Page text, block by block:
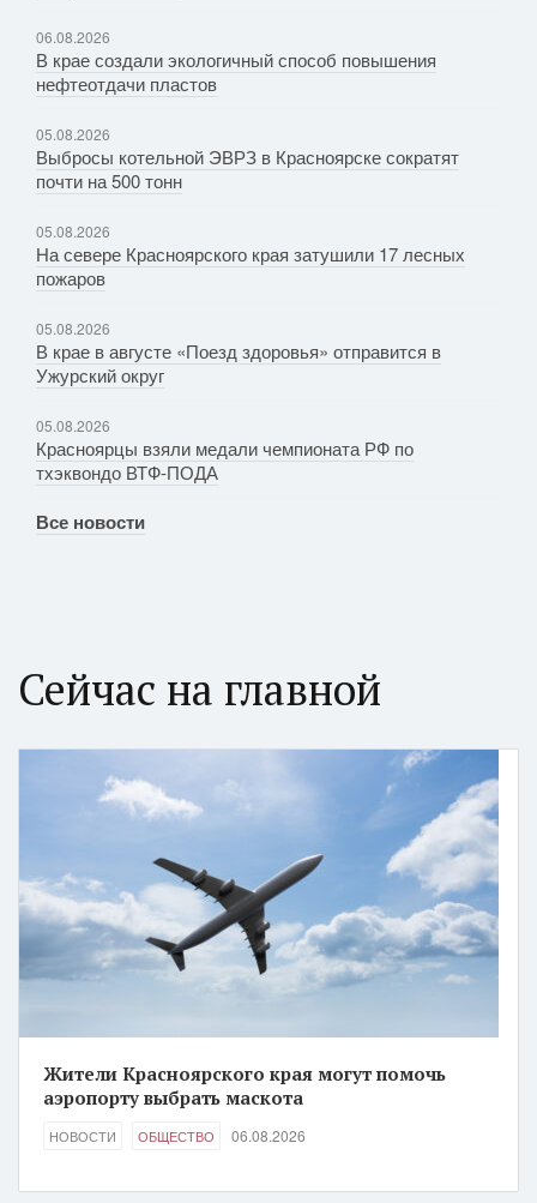
06.08.2026
В крае создали экологичный способ повышения
нефтеотдачи пластов
05.08.2026
Выбросы котельной ЭВРЗ в Красноярске сократят
почти на 500 тонн
05.08.2026
На севере Красноярского края затушили 17 лесных
пожаров
05.08.2026
В крае в августе «Поезд здоровья» отправится в
Ужурский округ
05.08.2026
Красноярцы взяли медали чемпионата РФ по
тхэквондо ВТФ-ПОДА
Все новости
Сейчас на главной
Жители Красноярского края могут помочь
аэропорту выбрать маскота
НОВОСТИ ОБЩЕСТВО 06.08.2026